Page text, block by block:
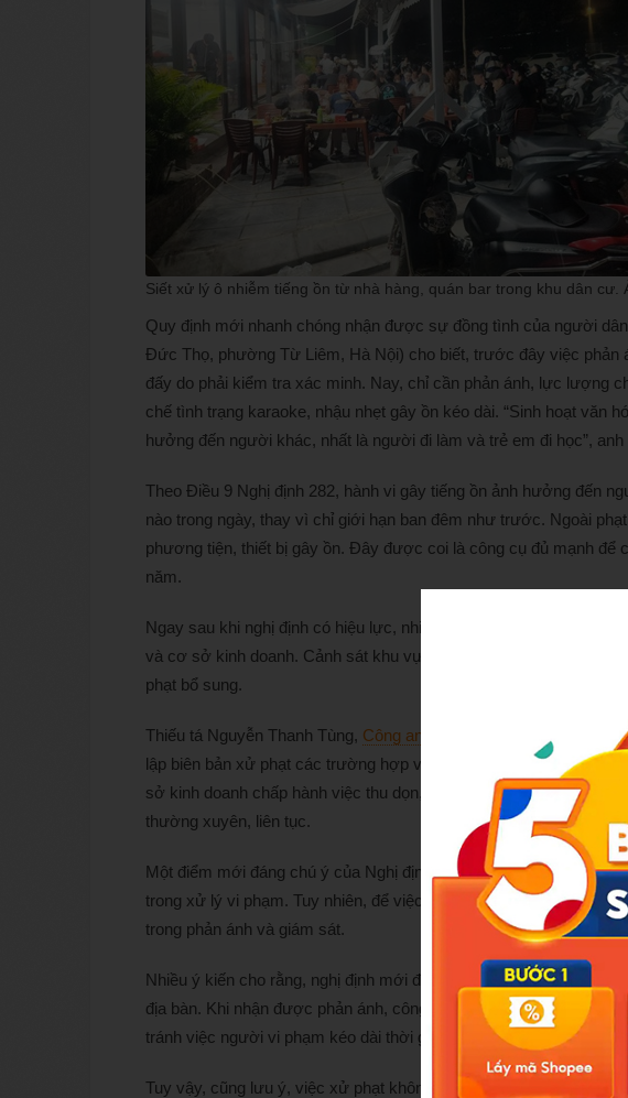
Siết xử lý ô nhiễm tiếng ồn từ nhà hàng, quán bar trong khu dân cư.
Quy định mới nhanh chóng nhận được sự đồng tình của người
Đức Thọ, phường Từ Liêm, Hà Nội) cho biết, trước đây việc phản
đấy do phải kiểm tra xác minh. Nay, chỉ cần phản ánh, lực lượng
chế tình trạng karaoke, nhậu nhẹt gây ồn kéo dài. “Sinh hoạt văn
hưởng đến người khác, nhất là người đi làm và trẻ em đi học”,
Theo Điều 9 Nghị định 282, hành vi gây tiếng ồn ảnh hưởng đến
nào trong ngày, thay vì chỉ giới hạn ban đêm như trước. Ngoài
phương tiện, thiết bị gây ồn. Đây được coi là công cụ đủ mạnh để
năm.
Ngay sau khi nghị định có hiệu lực, nhiều địa phương đã đẩy
và cơ sở kinh doanh. Cảnh sát khu vực trực tiếp phổ biến quy
phạt bổ sung.
Thiếu tá Nguyễn Thanh Tùng, Công an phường
Cửa Nam (Hà
lập biên bản xử phạt các trường hợp vi phạm. Lực lượng chức
sở kinh doanh chấp hành việc thu dọn, giảm âm lượng đúng quy
thường xuyên, liên tục.
Một điểm mới đáng chú ý của Nghị định 282 là không cần máy
trong xử lý vi phạm. Tuy nhiên, để việc xử lý đạt hiệu quả và bảo
trong phản ánh và giám sát.
Nhiều ý kiến cho rằng, nghị định mới đã trao quyền chủ động cho
địa bàn. Khi nhận được phản ánh, công an cơ sở có thể xử lý
tránh việc người vi phạm kéo dài thời gian hoặc tìm cách lách luật.
Tuy vậy, cũng lưu ý, việc xử phạt không dựa trên chỉ số decibel